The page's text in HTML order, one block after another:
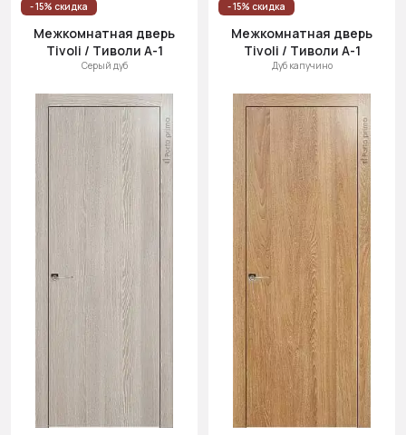
- 15% скидка
Межкомнатная дверь
Tivoli / Тиволи А-1
Серый дуб
- 15% скидка
Межкомнатная дверь
Tivoli / Тиволи А-1
Дуб капучино